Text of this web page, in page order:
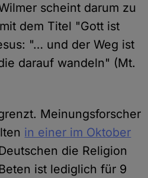
scheint darum zu
dem Titel "Gott ist
"… und der Weg ist
darauf wandeln" (Mt.
Meinungsforscher
in einer im Oktober
die Religion
ist lediglich für 9